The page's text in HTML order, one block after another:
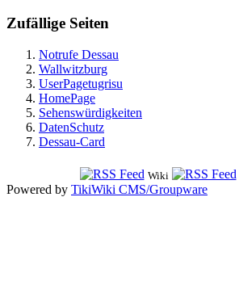
Zufällige Seiten
Notrufe Dessau
Wallwitzburg
UserPagetugrisu
HomePage
Sehenswürdigkeiten
DatenSchutz
Dessau-Card
Wiki
Powered by TikiWiki CMS/Groupware